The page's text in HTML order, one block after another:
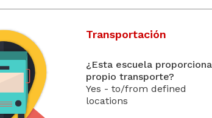
Transportación
¿Esta escuela
propio transporte?
Yes - to/from defined
locations